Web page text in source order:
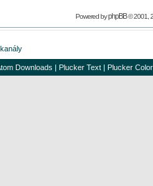
Powered byphpBB© 2001,
Downloads | Plucker Text | Plucker Color